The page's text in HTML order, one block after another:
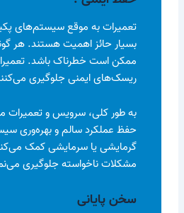
تعمیرات به موقع سیستم‌های
بسیار حائز اهمیت هستند. هر
ممکن است خطرناک باشد.
ریسک‌های ایمنی جلوگیری
به طور کلی، سرویس و تعمیرات
حفظ عملکرد سالم و بهره‌وری
گرمایشی یا سرمایشی کمک
مشکلات ناخواسته جلوگیری
سخن پایانی